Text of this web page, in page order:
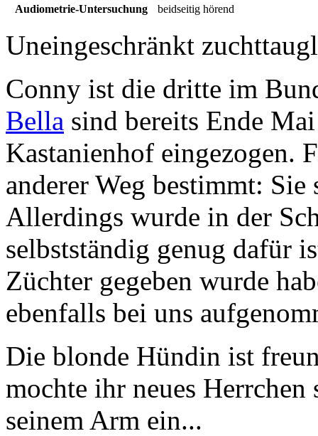
Audiometrie-Untersuchung
beidseitig hörend
Uneingeschränkt
Conny ist die dritte im
Bella sind bereits Ende
Kastanienhof eingezogen.
anderer Weg bestimmt:
Allerdings wurde in der
selbstständig genug dafür
Züchter gegeben wurde
ebenfalls bei uns
Die blonde Hündin ist
mochte ihr neues
seinem Arm ein...